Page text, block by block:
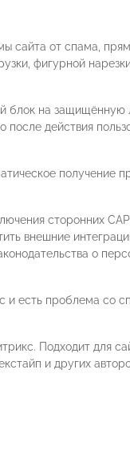
сайта от спама,
фигурной
блок на защищённую
после действия
получение
сторонних
внешние
о
и есть проблема со
Подходит для
и других